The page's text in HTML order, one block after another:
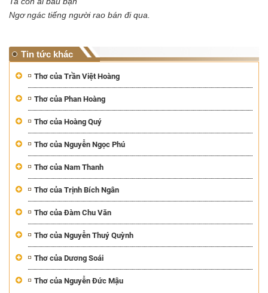
Ngơ ngác tiếng người rao bán đi qua.
Tin tức khác
Thơ của Trần Việt Hoàng
Thơ của Phan Hoàng
Thơ của Hoàng Quý
Thơ của Nguyễn Ngọc Phú
Thơ của Nam Thanh
Thơ của Trịnh Bích Ngân
Thơ của Đàm Chu Văn
Thơ của Nguyễn Thuý Quỳnh
Thơ của Dương Soái
Thơ của Nguyễn Đức Mậu